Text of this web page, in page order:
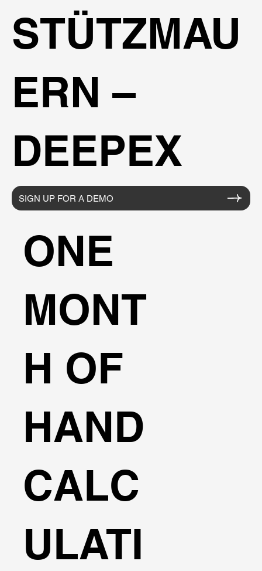
STÜTZMAU
ERN –
DEEPEX
SIGN UP FOR A DEMO
ONE
MONT
H OF
HAND
CALC
ULATI